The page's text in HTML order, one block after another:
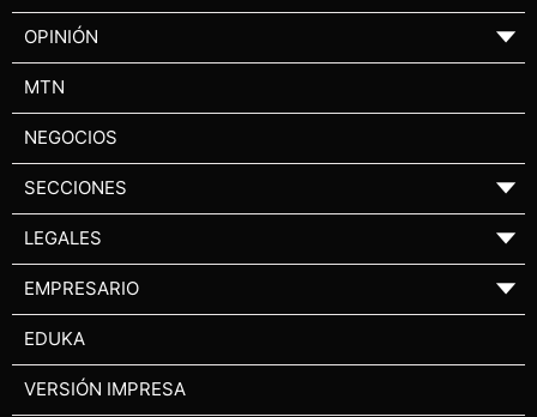
OPINIÓN ▼
MTN
NEGOCIOS
SECCIONES ▼
LEGALES ▼
EMPRESARIO ▼
EDUKA
VERSIÓN IMPRESA